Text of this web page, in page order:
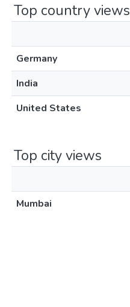
Top country views
Germany
India
United States
Top city views
Mumbai